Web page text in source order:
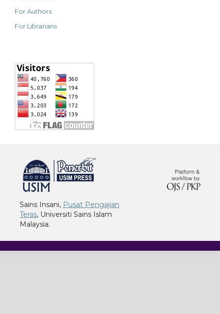
For Authors
For Librarians
Sains Insani, Pusat Pengajian
Teras, Universiti Sains Islam
Malaysia.